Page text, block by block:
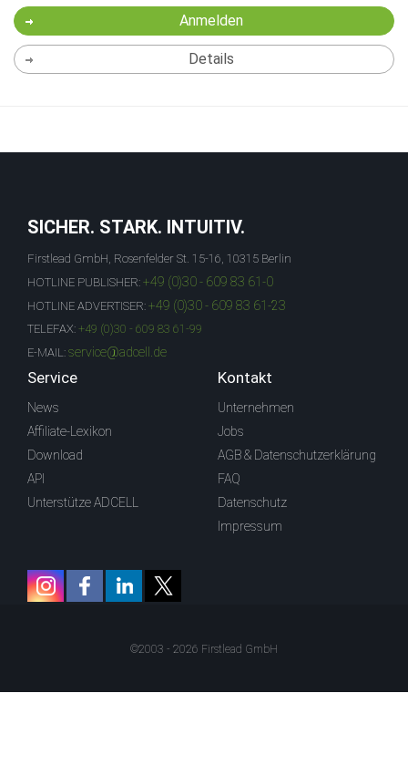
Anmelden
Details
SICHER. STARK. INTUITIV.
Firstlead GmbH, Rosenfelder St. 15-16, 10315 Berlin
HOTLINE PUBLISHER: +49 (0)30 - 609 83 61-0
HOTLINE ADVERTISER: +49 (0)30 - 609 83 61-23
TELEFAX: +49 (0)30 - 609 83 61-99
E-MAIL: service@adcell.de
Service
News
Affiliate-Lexikon
Download
API
Unterstütze ADCELL
Kontakt
Unternehmen
Jobs
AGB & Datenschutzerklärung
FAQ
Datenschutz
Impressum
©2003 - 2026 Firstlead GmbH